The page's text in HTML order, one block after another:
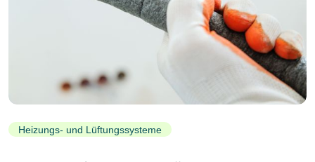
Heizungs- und Lüftungssysteme